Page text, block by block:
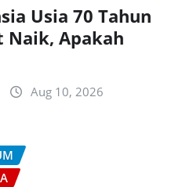
Usia 70 Tahun
Naik, Apakah
Aug 10, 2026